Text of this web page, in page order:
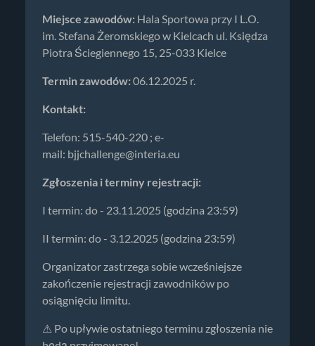
Miejsce zawodów: Hala Sportowa przy I L.O.
im. Stefana Żeromskiego w Kielcach ul. Księdza
Piotra Ściegiennego 15, 25-033 Kielce
Termin zawodów:06.12.2025 r.
Kontakt:
Telefon: 515-540-220 ; e-
mail: bjjchallenge@interia.eu
Zgłoszenia i terminy rejestracji:
I termin: do - 23.11.2025 (godzina 23:59)
II termin: do - 3.12.2025 (godzina 23:59)
Organizator zastrzega sobie wcześniejsze
zakończenie rejestracji zawodników po
osiągnięciu limitu.
⚠ Po upływie ostatniego terminu zgłoszenia nie